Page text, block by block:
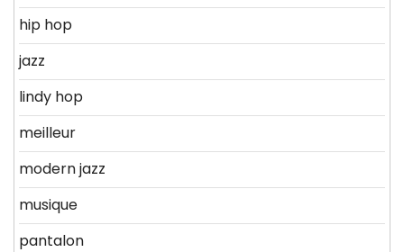
hip hop
jazz
lindy hop
meilleur
modern jazz
musique
pantalon